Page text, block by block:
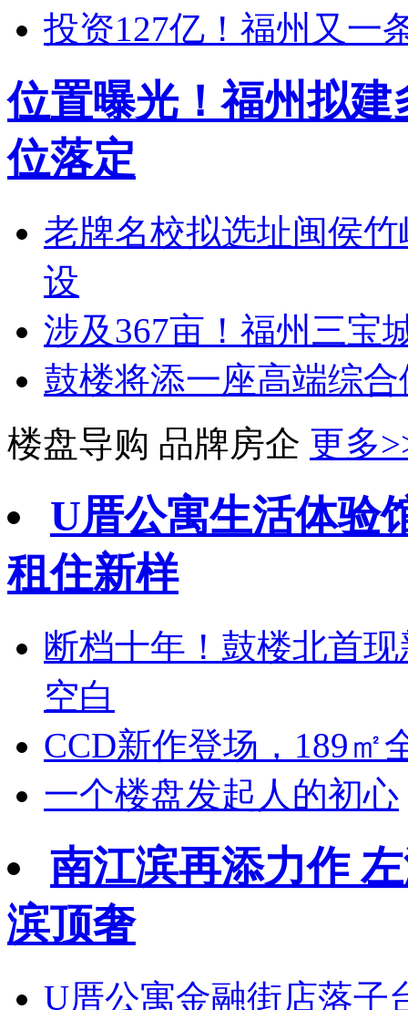
投资127亿！福州又一
位置曝光！福州拟
位落定
老牌名校拟选址闽侯
设
涉及367亩！福州三宝
鼓楼将添一座高端综
楼盘导购 品牌房企 更多
U厝公寓生活体验
租住新样
断档十年！鼓楼北首
空白
CCD新作登场，189㎡
一个楼盘发起人的初心
南江滨再添力作
滨顶奢
U厝公寓金融街店落子